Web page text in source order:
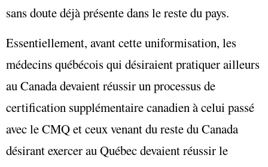
sans doute déjà présente dans le reste du pays.
Essentiellement, avant cette uniformisation, les
médecins québécois qui désiraient pratiquer ailleurs
au Canada devaient réussir un processus de
certification supplémentaire canadien à celui passé
avec le CMQ et ceux venant du reste du Canada
désirant exercer au Québec devaient réussir le